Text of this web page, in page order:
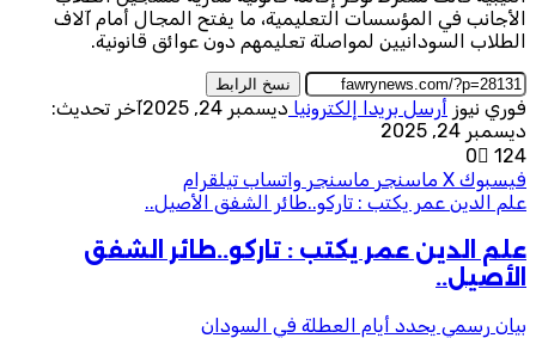
الأجانب في المؤسسات التعليمية، ما يفتح المجال أمام آلاف
الطلاب السودانيين لمواصلة تعليمهم دون عوائق قانونية.
نسخ الرابط
فوري نيوز أرسل بريدا إلكترونيا ديسمبر 24, 2025
آخر تحديث:
ديسمبر 24, 2025
0
124
فيسبوك ‫X ماسنجر ماسنجر واتساب تيلقرام
علم الدين عمر يكتب : تاركو..طائر الشفق الأصيل..
علم الدين عمر يكتب : تاركو..طائر الشفق
الأصيل..
بيان رسمي يحدد أيام العطلة في السودان